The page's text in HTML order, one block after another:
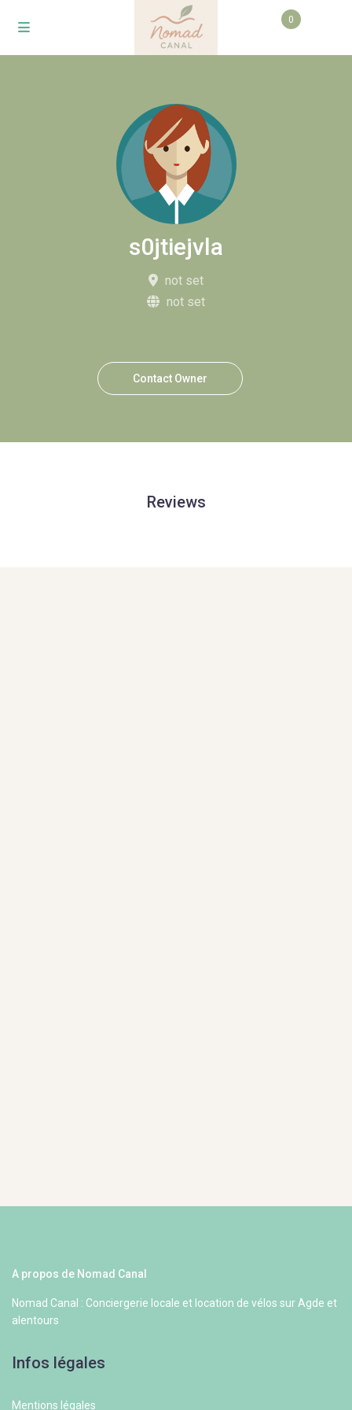
0
s0jtiejvla
not set
not set
Contact Owner
Reviews
A propos de Nomad Canal
Nomad Canal : Conciergerie locale et location de vélos sur Agde et
alentours
Infos légales
Mentions légales